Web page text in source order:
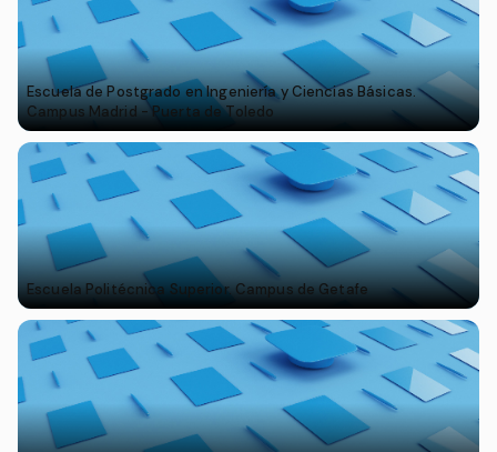
Escuela de Postgrado en Ingeniería y Ciencias Básicas.
Campus Madrid - Puerta de Toledo
Escuela Politécnica Superior. Campus de Getafe